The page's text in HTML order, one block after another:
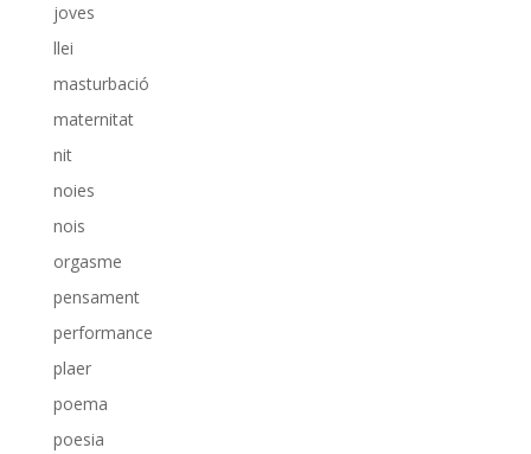
joves
llei
masturbació
maternitat
nit
noies
nois
orgasme
pensament
performance
plaer
poema
poesia